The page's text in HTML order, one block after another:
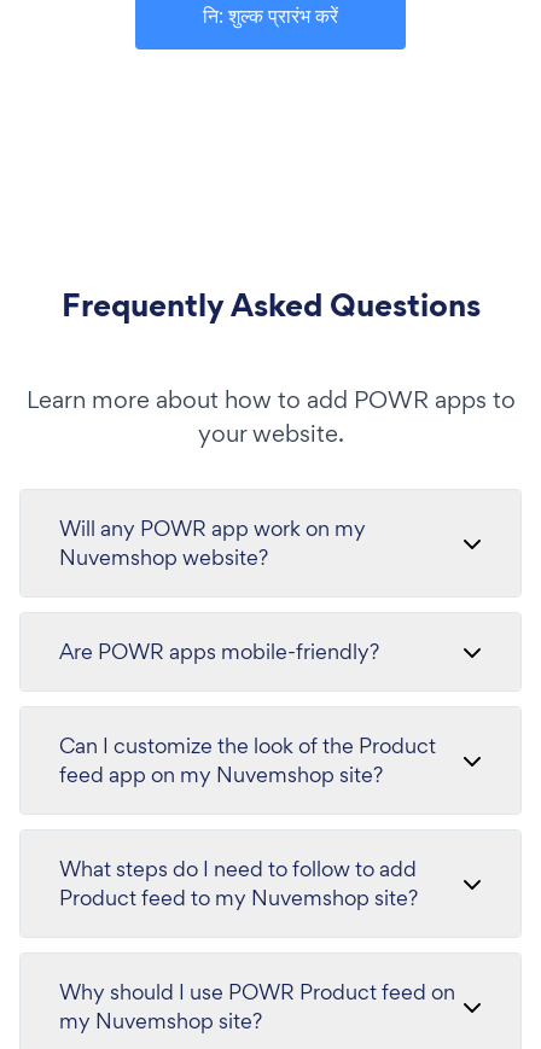
नि: शुल्क प्रारंभ करें
Frequently Asked Questions
Learn more about how to add POWR apps to
your website.
Will any POWR app work on my
Nuvemshop website?
Are POWR apps mobile-friendly?
Can I customize the look of the Product
feed app on my Nuvemshop site?
What steps do I need to follow to add
Product feed to my Nuvemshop site?
Why should I use POWR Product feed on
my Nuvemshop site?